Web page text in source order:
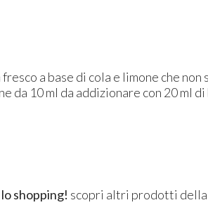
fresco a base di cola e limone che
da 10 ml da addizionare con 20 ml
shopping! scopri altri prodotti della